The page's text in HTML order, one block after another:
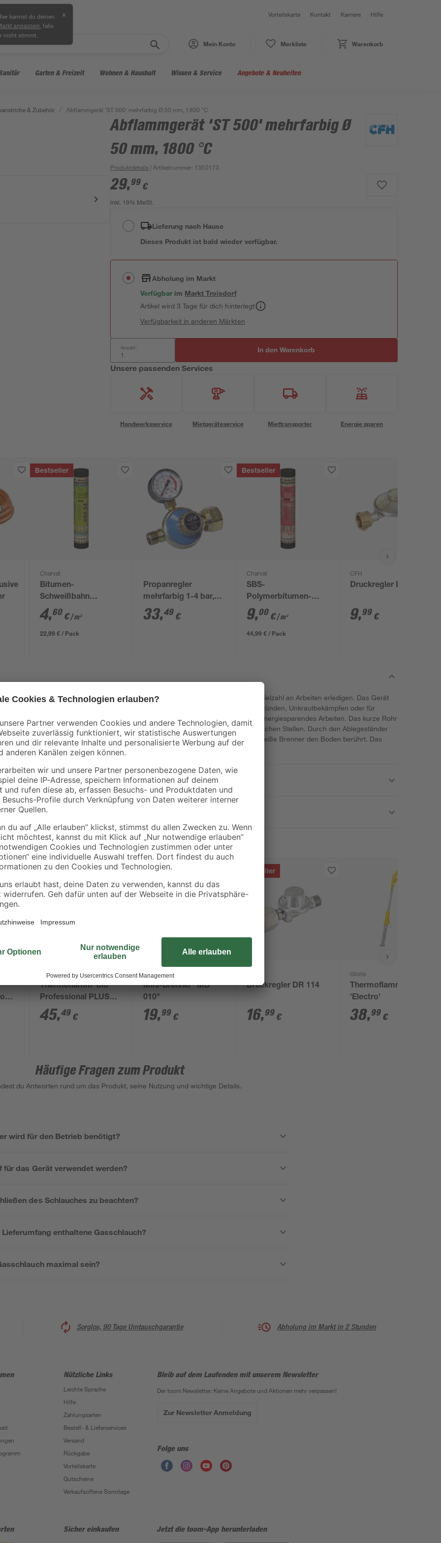
kannst du deinen
anpassen , falls
nicht stimmt.
✕ Vorteilskarte Kontakt Karriere Hilfe
Mein Konto Merkliste Warenkorb
Garten & Freizeit Wohnen & Haushalt Wissen & Service Angebote & Neuheiten
& Zubehör / Abflammgerät 'ST 500' mehrfarbig Ø 50 mm, 1800 °C
Abflammgerät 'ST 500' mehrfarbig Ø
50 mm, 1800 °C
Produktdetails | Artikelnummer: 1350173
29,99 €
inkl. 19% MwSt.
Lieferung nach Hause
Dieses Produkt ist bald wieder verfügbar.
Abholung im Markt
Verfügbar im MarktTroisdorf
Artikel wird 3 Tage für dich hinterlegt
Verfügbarkeit in anderen Märkten
Anzahl: In den Warenkorb
Unsere passenden Services
Handwerksservice Mietgeräteservice Miettransporter Energie sparen
Bestseller
Charvat
Bitumen-
Schweißbahn
'charBIT V60 S4'
besandet schwarz
100 x 500 cm
4,60 €/ m²
22,99 € / Pack
Propanregler
mehrfarbig 1-4 bar,
mit Manometer
33,49 €
Bestseller
Charvat
SBS-
Polymerbitumen-
Schweißbahn
'charBIT PYE PV200
S5' beschiefert 100 x
9,00 €/ m²
44,99 € / Pack
CFH
Druckregler DR 117
9,99 €
Mit dem Abflammgerät ST500 können Sie eine Vielzahl an Arbeiten erledigen. Das Gerät
lässt sich vielseitig einsetzen, bspw. zum Grillanzünden, Unkrautbekämpfen oder für
Teerarbeiten. Der Sparflammengriff ermöglicht Energiesparendes Arbeiten. Das kurze Rohr
eignet sich ideal für Arbeiten an schwer zugänglichen Stellen. Durch den Ablegeständer
können Sie das Gerät hinlegen, ohne dass der heiße Brenner den Boden berührt. Das
Abflammgerät ist TÜV- und GS-geprüft.
Gloria
Thermoflamm 'bio
Professional PLUS
SET' gelb-blau
45,49 €
Mini-Brenner "MB
010"
19,99 €
Bestseller
Druckregler DR 114
16,99 €
Gloria
Thermoflamm bio
'Electro'
38,99 €
Häufige Fragen zum Produkt
du Antworten rund um das Produkt, seine Nutzung und wichtige Details.
wird für den Betrieb benötigt?
für das Gerät verwendet werden?
des Schlauches zu beachten?
enthaltene Gasschlauch?
maximal sein?
Sorglos, 90 Tage Umtauschgarantie Abholung im Markt in 2 Stunden
Nützliche Links
Leichte Sprache
Hilfe
Zahlungsarten
Bestell- & Lieferservices
Versand
Rückgabe
Vorteilskarte
Gutscheine
Verkaufsoffene Sonntage
Bleib auf dem Laufenden mit unserem Newsletter
Der toom Newsletter: Keine Angebote und Aktionen mehr verpassen!
Zur Newsletter Anmeldung
Folge uns
Sicher einkaufen Jetzt die toom-App herunterladen